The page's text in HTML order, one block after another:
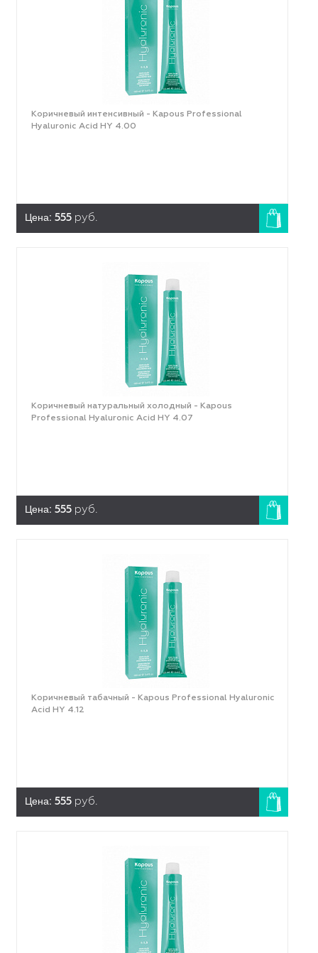
Коричневый интенсивный - Kapous Professional
Hyaluronic Acid HY 4.00
Цена: 555 руб.
Коричневый натуральный холодный - Kapous
Professional Hyaluronic Acid HY 4.07
Цена: 555 руб.
Коричневый табачный - Kapous Professional Hyaluronic
Acid HY 4.12
Цена: 555 руб.